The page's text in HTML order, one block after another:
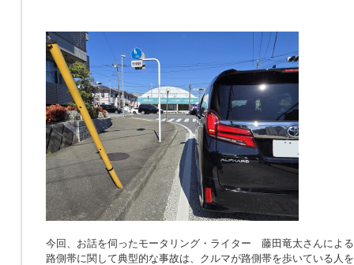
今回、お話を伺ったモータリング・ライター 藤田竜太さんによ
路側帯に関して典型的な事故は、クルマが路側帯を歩いている人